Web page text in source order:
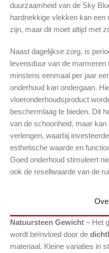
duurzaamheid van de Sky
hardnekkige vlekken kan een
zijn, maar dit moet altijd met
Naast dagelijkse zorg, is
levensduur van de marmeren
minstens eenmaal per jaar
onderhoud kan ondergaan.
vloeronderhoudsproduct
beschermlaag te bieden. Dit
van de schoonheid, maar
verlengen, waarbij
esthetische waarde en
Goed onderhoud stimuleert
ook de resellwaarde van de
Natuursteen Gewicht – Het
wordt beïnvloed door de
materiaal. Kleine variaties in